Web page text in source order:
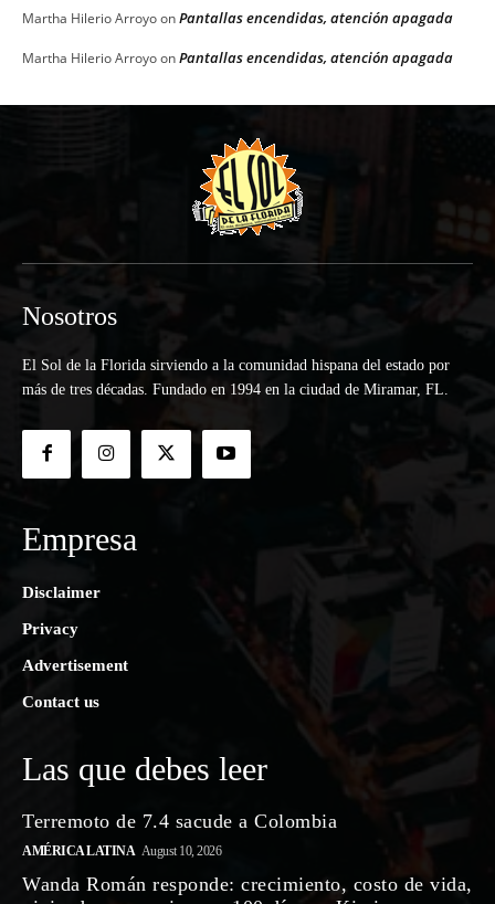
Martha Hilerio ArroyoonPantallas encendidas, atención apagada
Martha Hilerio ArroyoonPantallas encendidas, atención apagada
Nosotros
El Sol de la Florida sirviendo a la comunidad hispana del estado por
más de tres décadas. Fundado en 1994 en la ciudad de Miramar, FL.
Empresa
Disclaimer
Privacy
Advertisement
Contact us
Las que debes leer
Terremoto de 7.4 sacude a Colombia
AMÉRICA LATINA August 10, 2026
Wanda Román responde: crecimiento, costo de vida,